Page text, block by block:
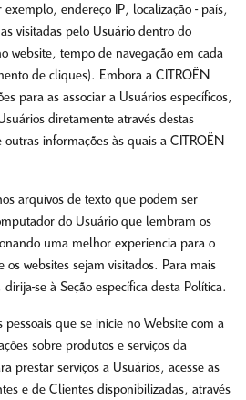
endereço IP, localização - país,
visitadas pelo Usuário dentro do
website, tempo de navegação em cada
de cliques). Embora a CITROËN
para as associar a Usuários específicos,
diretamente através destas
informações às quais a CITROËN
arquivos de texto que podem ser
do Usuário que lembram os
uma melhor experiencia para o
os websites sejam visitados. Para mais
se à Seção específica desta Política.
pessoais que se inicie no Website com a
sobre produtos e serviços da
prestar serviços a Usuários, acesse as
e de Clientes disponibilizadas, através